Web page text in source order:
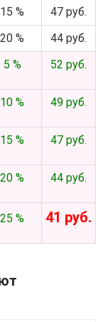
15 %
47 руб.
20 %
44 руб.
5 % 52 руб.
10 % 49 руб.
15 % 47 руб.
20 % 44 руб.
25 % 41 руб.